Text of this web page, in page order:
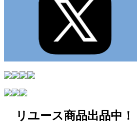
リユース商品出品中！